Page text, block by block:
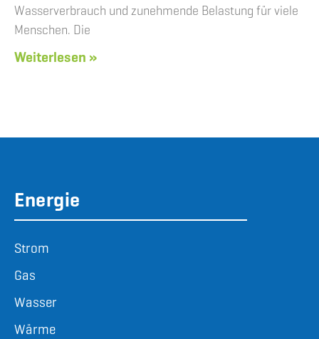
Wasserverbrauch und zunehmende Belastung für viele
Menschen. Die
Weiterlesen »
Energie
Strom
Gas
Wasser
Wärme